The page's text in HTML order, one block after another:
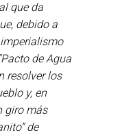
que da
debido a
de Agua
resolver los
y, en
giro más
de